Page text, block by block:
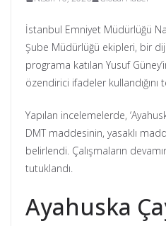
İstanbul Emniyet Müdürlüğü
Şube Müdürlüğü ekipleri, bir
programa katılan Yusuf
özendirici ifadeler kullandığını
Yapılan incelemelerde,
DMT maddesinin, yasaklı
belirlendi. Çalışmaların
tutuklandı.
Ayahuska